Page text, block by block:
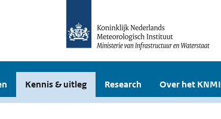
Kennis & uitleg Research Over het KNMI